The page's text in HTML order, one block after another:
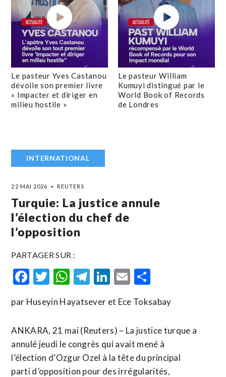
Le pasteur Yves Castanou
dévoile son premier livre
« Impacter et diriger en
milieu hostile »
Le pasteur William
Kumuyi distingué par le
World Book of Records
de Londres
INTERNATIONAL
22 MAI 2026 REUTERS
Turquie: La justice annule
l’élection du chef de
l’opposition
PARTAGER SUR :
Facebook
Twitter
WhatsApp
Telegram
LinkedIn
Email
par Huseyin Hayatsever et Ece Toksabay
ANKARA, 21 mai (Reuters) – La justice turque a
annulé jeudi le congrès qui avait mené à
l’élection d’Ozgur Ozel à la tête du principal
parti d’opposition pour des irrégularités,